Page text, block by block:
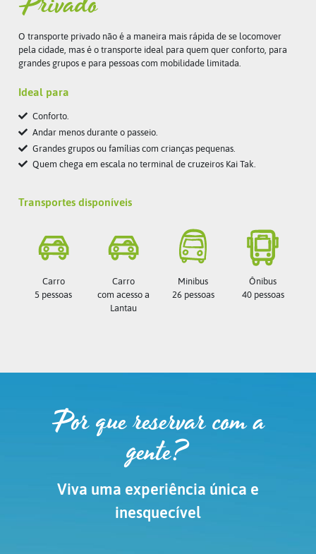
O transporte privado não é a maneira mais rápida de se locomover
pela cidade, mas é o transporte ideal para quem quer conforto, para
grandes grupos e para pessoas com mobilidade limitada.
Ideal para
Conforto.
Andar menos durante o passeio.
Grandes grupos ou famílias com crianças pequenas.
Quem chega em escala no terminal de cruzeiros Kai Tak.
Transportes disponíveis
Carro
5 pessoas
Carro
com acesso a
Lantau
Minibus
26 pessoas
Ônibus
40 pessoas
Por que reservar com a
gente?
Viva uma experiência única e
inesquecível